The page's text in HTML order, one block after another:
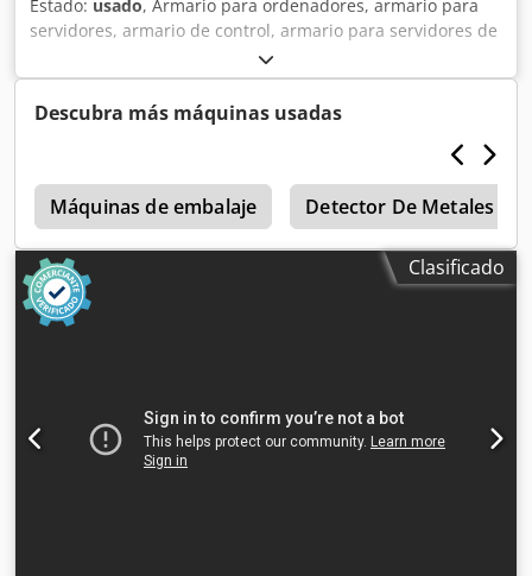
Estado: usado, Armario para ordenadores, armario para
servidores, armario de control, armario para servidores de
red, carcasa para ordenadores -Fabricante: Bizerba -Tipo -
Material: Acero Dcsdpob Tl Dtofx Ai Ssk -Dimensiones:
260/570/A560 mm -Peso: 15 kg
Descubra más máquinas usadas
Máquinas de embalaje Detector De Metales
Clasificado